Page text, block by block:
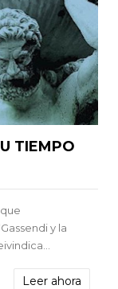
TIEMPO
y la
Leer ahora